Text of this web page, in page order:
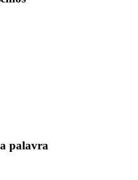
a palavra